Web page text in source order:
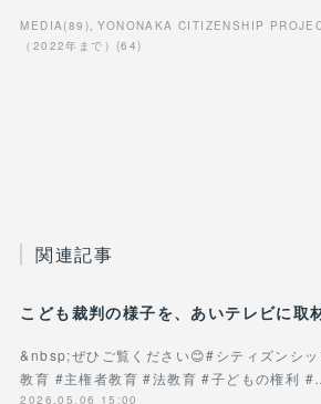
MEDIA(89 ) YONONAKA CITIZENSHIP
（2022年まで） (64)
関連記事
&nbsp;ぜひご覧ください😊#シティズンシ
教育 #主権者教育 #法教育 #子どもの権利 #…
2026.05.06 15:00